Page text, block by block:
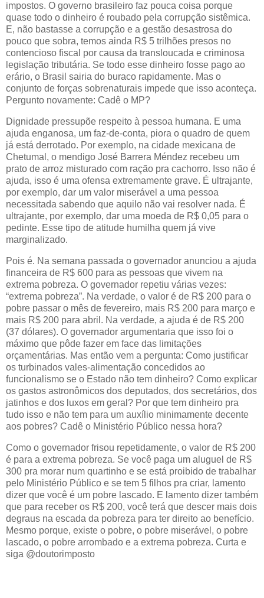
impostos. O governo brasileiro faz pouca coisa porque
quase todo o dinheiro é roubado pela corrupção sistêmica.
E, não bastasse a corrupção e a gestão desastrosa do
pouco que sobra, temos ainda R$ 5 trilhões presos no
contencioso fiscal por causa da transloucada e criminosa
legislação tributária. Se todo esse dinheiro fosse pago ao
erário, o Brasil sairia do buraco rapidamente. Mas o
conjunto de forças sobrenaturais impede que isso aconteça.
Pergunto novamente: Cadê o MP?
Dignidade pressupõe respeito à pessoa humana. E uma
ajuda enganosa, um faz-de-conta, piora o quadro de quem
já está derrotado. Por exemplo, na cidade mexicana de
Chetumal, o mendigo José Barrera Méndez recebeu um
prato de arroz misturado com ração pra cachorro. Isso não é
ajuda, isso é uma ofensa extremamente grave. É ultrajante,
por exemplo, dar um valor miserável a uma pessoa
necessitada sabendo que aquilo não vai resolver nada. É
ultrajante, por exemplo, dar uma moeda de R$ 0,05 para o
pedinte. Esse tipo de atitude humilha quem já vive
marginalizado.
Pois é. Na semana passada o governador anunciou a ajuda
financeira de R$ 600 para as pessoas que vivem na
extrema pobreza. O governador repetiu várias vezes:
“extrema pobreza”. Na verdade, o valor é de R$ 200 para o
pobre passar o mês de fevereiro, mais R$ 200 para março e
mais R$ 200 para abril. Na verdade, a ajuda é de R$ 200
(37 dólares). O governador argumentaria que isso foi o
máximo que pôde fazer em face das limitações
orçamentárias. Mas então vem a pergunta: Como justificar
os turbinados vales-alimentação concedidos ao
funcionalismo se o Estado não tem dinheiro? Como explicar
os gastos astronômicos dos deputados, dos secretários, dos
jatinhos e dos luxos em geral? Por que tem dinheiro pra
tudo isso e não tem para um auxílio minimamente decente
aos pobres? Cadê o Ministério Público nessa hora?
Como o governador frisou repetidamente, o valor de R$ 200
é para a extrema pobreza. Se você paga um aluguel de R$
300 pra morar num quartinho e se está proibido de trabalhar
pelo Ministério Público e se tem 5 filhos pra criar, lamento
dizer que você é um pobre lascado. E lamento dizer também
que para receber os R$ 200, você terá que descer mais dois
degraus na escada da pobreza para ter direito ao benefício.
Mesmo porque, existe o pobre, o pobre miserável, o pobre
lascado, o pobre arrombado e a extrema pobreza. Curta e
siga @doutorimposto